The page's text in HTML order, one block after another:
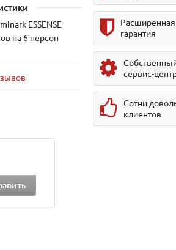
ESSENSE
на 6 персон
Расширенная
гарантия
сервис-
Сотни
клиентов